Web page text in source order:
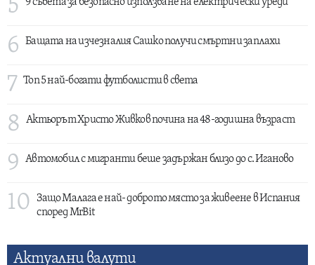
5 9 съвета за безопасно използване на електрически уреди
6 Бащата на изчезналия Сашко получи смъртни заплахи
7 Топ 5 най-богати футболисти в света
8 Актьорът Христо Живков почина на 48-годишна възраст
9 Автомобил с мигранти беше задържан близо до с. Иганово
10
Защо Малага е най- доброто място за живеене в Испания
според MrBit
Актуални валути